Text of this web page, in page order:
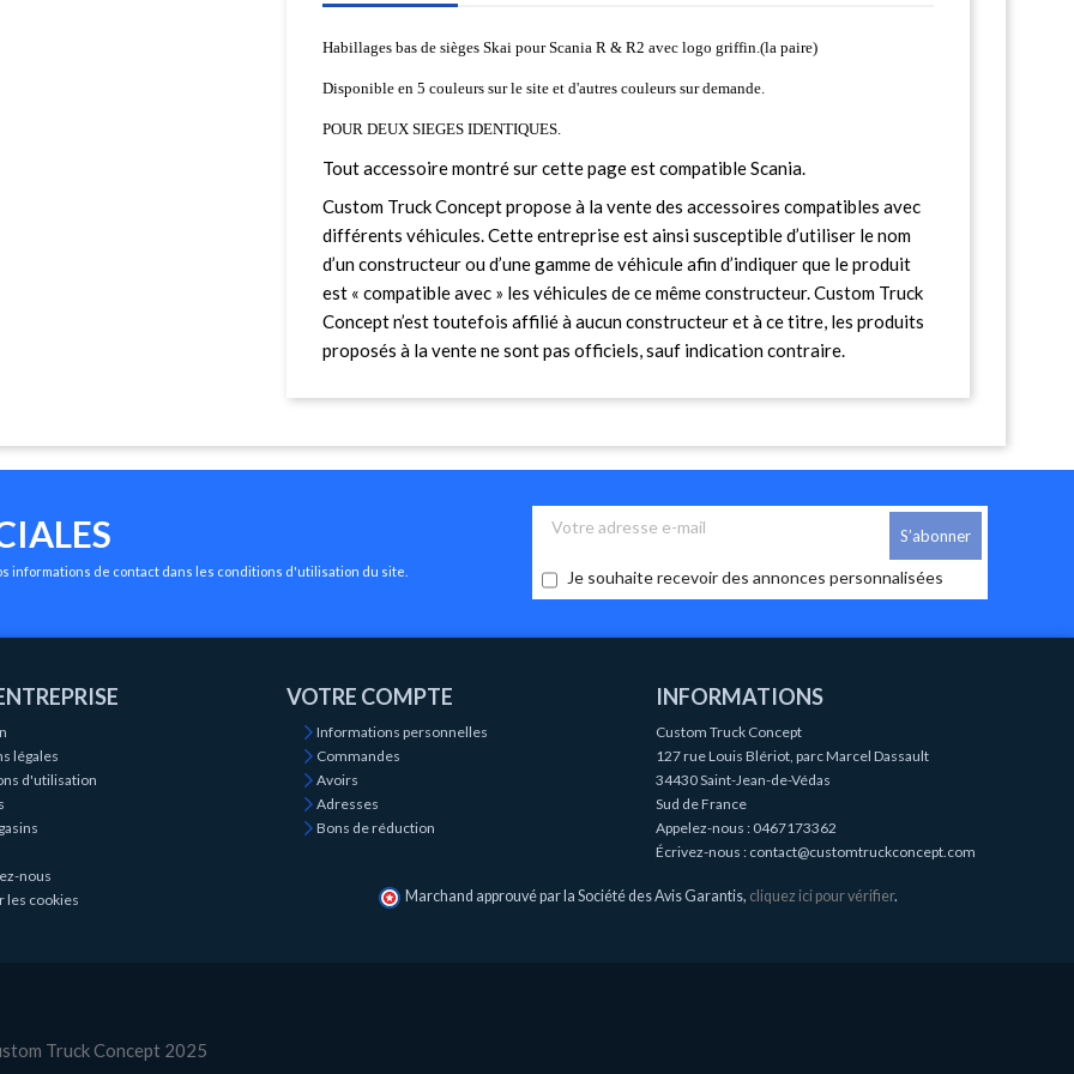
Habillages bas de sièges Skai pour Scania R & R2 avec logo griffin.(la paire)
Disponible en 5 couleurs sur le site et d'autres couleurs sur demande.
POUR DEUX SIEGES IDENTIQUES.
Tout accessoire montré sur cette page est compatible Scania.
Custom Truck Concept propose à la vente des accessoires compatibles avec
différents véhicules. Cette entreprise est ainsi susceptible d’utiliser le nom
d’un constructeur ou d’une gamme de véhicule afin d’indiquer que le produit
est « compatible avec » les véhicules de ce même constructeur. Custom Truck
Concept n’est toutefois affilié à aucun constructeur et à ce titre, les produits
proposés à la vente ne sont pas officiels, sauf indication contraire.
informations de contact dans les conditions d'utilisation du site. Je souhaite recevoir des annonces personnalisées
légales
d'utilisation
nous
les cookies
VOTRE COMPTE
Informations personnelles
Commandes
Avoirs
Adresses
Bons de réduction
INFORMATIONS
Custom Truck Concept
127 rue Louis Blériot, parc Marcel Dassault
34430 Saint-Jean-de-Védas
Sud de France
Appelez-nous : 0467173362
Écrivez-nous : contact@customtruckconcept.com
Marchand approuvé par la Société des Avis Garantis, cliquez ici pour vérifier.
Truck Concept 2025